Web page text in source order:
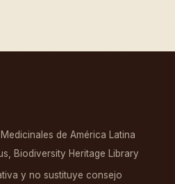
de América Latina
Biodiversity Heritage Library
y no sustituye consejo